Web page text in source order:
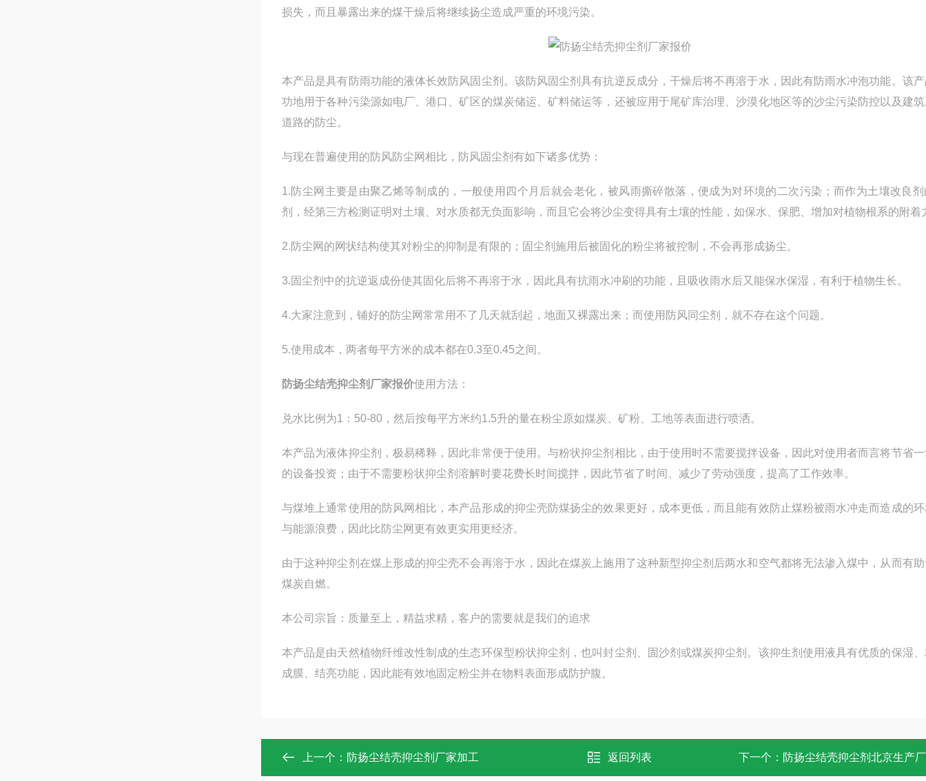
损失，而且暴露出来的煤干燥后将继续扬尘造成严重的环境污染。
本产品是具有防雨功能的液体长效防风固尘剂。该防风固尘剂具有抗逆反成分，干燥后将不再溶于水，因此有防雨水冲泡功能。该
功地用于各种污染源如电厂、港口、矿区的煤炭储运、矿料储运等，还被应用于尾矿库治理、沙漠化地区等的沙尘污染防控以及建
道路的防尘。
与现在普遍使用的防风防尘网相比，防风固尘剂有如下诸多优势：
1.防尘网主要是由聚乙烯等制成的，一般使用四个月后就会老化，被风雨撕碎散落，便成为对环境的二次污染；而作为土壤改良
剂，经第三方检测证明对土壤、对水质都无负面影响，而且它会将沙尘变得具有土壤的性能，如保水、保肥、增加对植物根系的附着
2.防尘网的网状结构使其对粉尘的抑制是有限的；固尘剂施用后被固化的粉尘将被控制，不会再形成扬尘。
3.固尘剂中的抗逆返成份使其固化后将不再溶于水，因此具有抗雨水冲刷的功能，且吸收雨水后又能保水保湿，有利于植物生长。
4.大家注意到，铺好的防尘网常常用不了几天就刮起，地面又裸露出来；而使用防风同尘剂，就不存在这个问题。
5.使用成本，两者每平方米的成本都在0.3至0.45之间。
防扬尘结壳抑尘剂厂家报价使用方法：
兑水比例为1：50-80，然后按每平方米约1.5升的量在粉尘原如煤炭、矿粉、工地等表面进行喷洒。
本产品为液体抑尘剂，极易稀释，因此非常便于使用。与粉状抑尘剂相比，由于使用时不需要搅拌设备，因此对使用者而言将节省
的设备投资；由于不需要粉状抑尘剂溶解时要花费长时间搅拌，因此节省了时间、减少了劳动强度，提高了工作效率。
与煤堆上通常使用的防风网相比，本产品形成的抑尘壳防煤扬尘的效果更好，成本更低，而且能有效防止煤粉被雨水冲走而造成的
与能源浪费，因此比防尘网更有效更实用更经济。
由于这种抑尘剂在煤上形成的抑尘壳不会再溶于水，因此在煤炭上施用了这种新型抑尘剂后两水和空气都将无法渗入煤中，从而有
煤炭自燃。
本公司宗旨：质量至上，精益求精，客户的需要就是我们的追求
本产品是由天然植物纤维改性制成的生态环保型粉状抑尘剂，也叫封尘剂、固沙剂或煤炭抑尘剂。该抑生剂使用液具有优质的保湿
成膜、结亮功能，因此能有效地固定粉尘并在物料表面形成防护腹。
上一个： 防扬尘结壳抑尘剂厂家加工 返回列表 下一个： 防扬尘结壳抑尘剂北京生产